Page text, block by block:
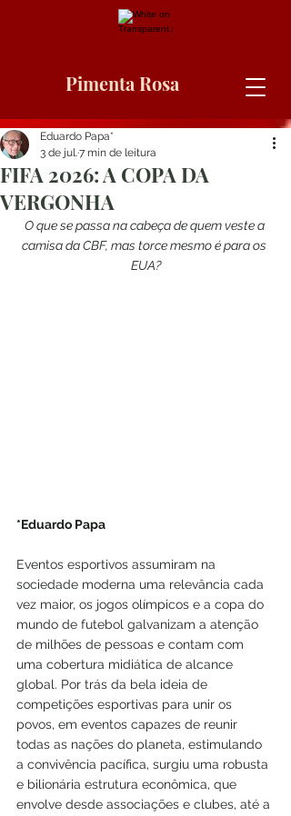
Pimenta Rosa
FIFA 2026: A COPA DA
VERGONHA
Eduardo Papa*
3 de jul.7 min de leitura
O que se passa na cabeça de quem veste a
camisa da CBF, mas torce mesmo é para os
EUA?
*Eduardo Papa
Eventos esportivos assumiram na
sociedade moderna uma relevância cada
vez maior, os jogos olímpicos e a copa do
mundo de futebol galvanizam a atenção
de milhões de pessoas e contam com
uma cobertura midiática de alcance
global. Por trás da bela ideia de
competições esportivas para unir os
povos, em eventos capazes de reunir
todas as nações do planeta, estimulando
a convivência pacífica, surgiu uma robusta
e bilionária estrutura econômica, que
envolve desde associações e clubes, até a